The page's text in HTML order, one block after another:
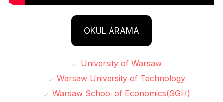
OKUL ARAMA
University of Warsaw
Warsaw University of Technology
Warsaw School of Economics(SGH)